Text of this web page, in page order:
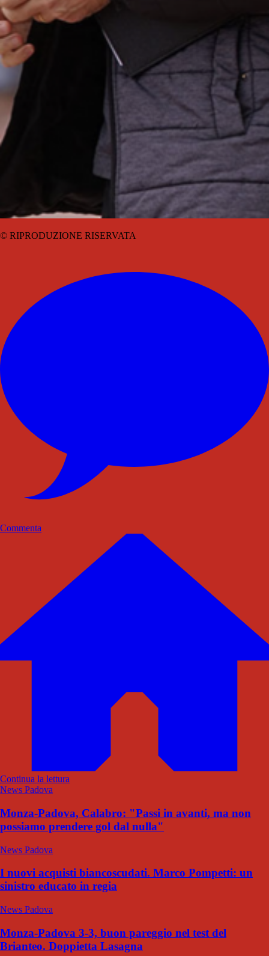
© RIPRODUZIONE RISERVATA
Commenta
Continua la lettura
News Padova
Monza-Padova, Calabro: "Passi in avanti, ma non
possiamo prendere gol dal nulla"
News Padova
I nuovi acquisti biancoscudati. Marco Pompetti: un
sinistro educato in regia
News Padova
Monza-Padova 3-3, buon pareggio nel test del
Brianteo. Doppietta Lasagna